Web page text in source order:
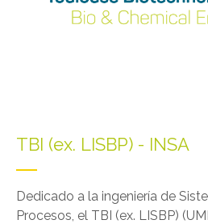
TBI (ex. LISBP) - INSA
Dedicado a la ingeniería de
Procesos, el TBI (ex. LISBP)